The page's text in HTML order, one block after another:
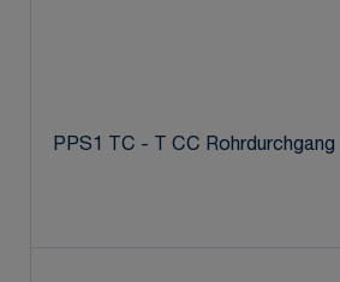
PPS1 TC - T CC Rohrdurchgang